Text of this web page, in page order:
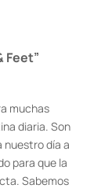
Feet”
muchas
diaria. Son
nuestro día a
para que la
Sabemos